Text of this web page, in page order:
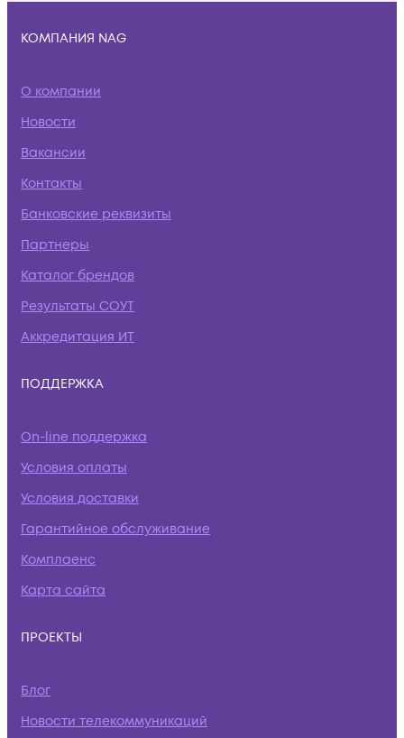
КОМПАНИЯ NAG
О компании
Новости
Вакансии
Контакты
Банковские реквизиты
Партнеры
Каталог брендов
Результаты СОУТ
Аккредитация ИТ
ПОДДЕРЖКА
On-line поддержка
Условия оплаты
Условия доставки
Гарантийное обслуживание
Комплаенс
Карта сайта
ПРОЕКТЫ
Блог
Новости телекоммуникаций